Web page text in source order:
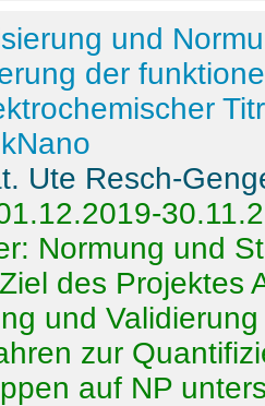
und
der
Ute Resch-
Normung und
Ziel des Projektes
und
zur
auf NP